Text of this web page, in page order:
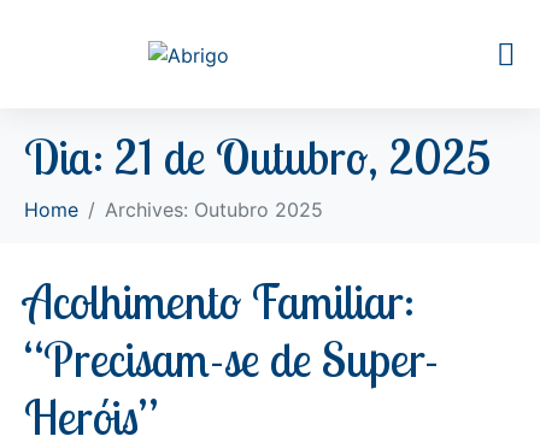
Dia: 21 de Outubro, 2025
Home Archives: Outubro 2025
Acolhimento Familiar:
“Precisam-se de Super-
Heróis”